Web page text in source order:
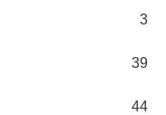
3
39
44